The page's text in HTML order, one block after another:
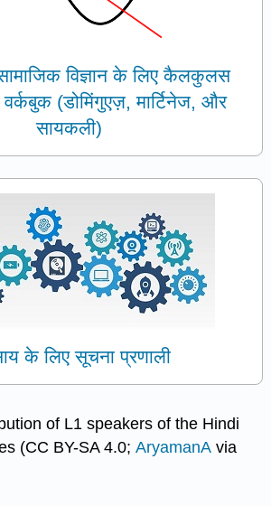
विज्ञान के लिए कैलकुलस
वर्कबुक (डोमिंगुएज़, मार्टिनेज, और
सायकली)
के लिए सूचना प्रणाली
of L1 speakers of the Hindi
(CC BY-SA 4.0;AryamanA via